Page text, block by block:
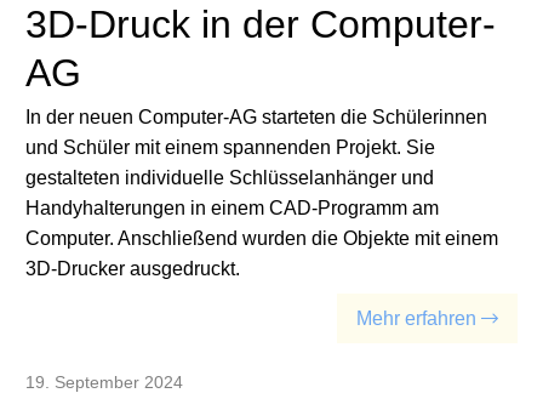
3D-Druck in der Computer-
AG
In der neuen Computer-AG starteten die Schülerinnen
und Schüler mit einem spannenden Projekt. Sie
gestalteten individuelle Schlüsselanhänger und
Handyhalterungen in einem CAD-Programm am
Computer. Anschließend wurden die Objekte mit einem
3D-Drucker ausgedruckt.
Mehr erfahren
19. September 2024